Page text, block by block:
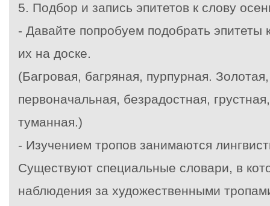
5. Подбор и запись эпитетов к слову
- Давайте попробуем подобрать
их на доске.
(Багровая, багряная, пурпурная.
первоначальная, безрадостная,
туманная.)
- Изучением тропов занимаются
Существуют специальные словари, в
наблюдения за художественными